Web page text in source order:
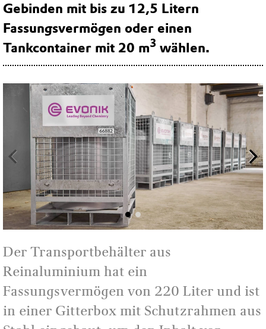
Gebinden mit bis zu 12,5 Litern
Fassungsvermögen oder einen
Tankcontainer mit 20 m3 wählen.
Der Transportbehälter aus
Reinaluminium hat ein
Fassungsvermögen von 220 Liter und ist
in einer Gitterbox mit Schutzrahmen aus